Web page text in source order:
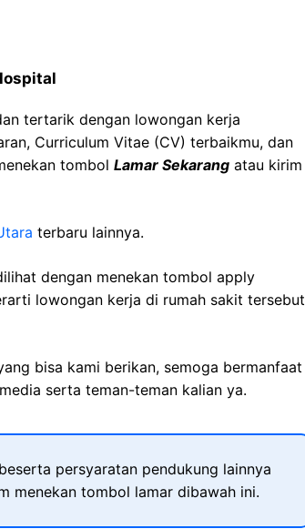
tertarik dengan lowongan kerja
Curriculum Vitae (CV) terbaikmu, dan
tombol Lamar Sekarang atau kirim
terbaru lainnya.
dengan menekan tombol apply
lowongan kerja di rumah sakit tersebut
bisa kami berikan, semoga bermanfaat
serta teman-teman kalian ya.
persyaratan pendukung lainnya
menekan tombol lamar dibawah ini.